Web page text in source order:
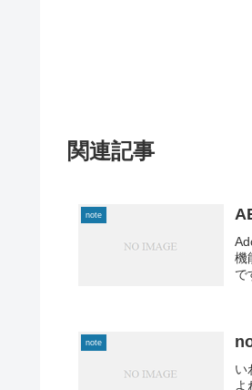
関連記事
note
機
で
note
い
よ